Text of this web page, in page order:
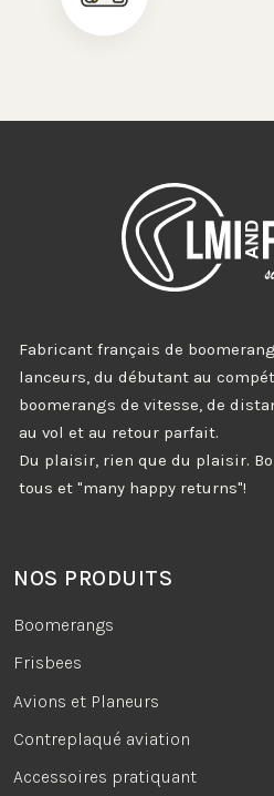
Fabricant français de
lanceurs, du débutant au
boomerangs de vitesse, de
au vol et au retour parfait.
Du plaisir, rien que du plaisir.
tous et "many happy returns"!
NOS PRODUITS
Boomerangs
Frisbees
Avions et Planeurs
Contreplaqué aviation
Accessoires pratiquant